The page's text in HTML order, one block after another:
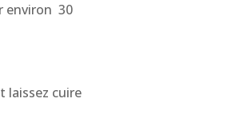
environ 30
laissez cuire